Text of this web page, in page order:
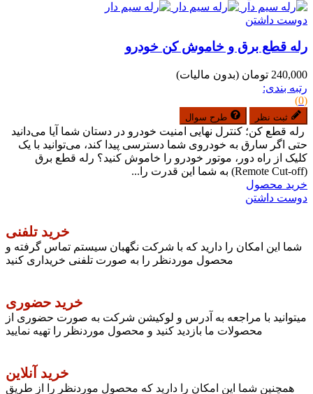
دوست داشتن
رله قطع برق و خاموش کن خودرو
240,000 تومان
(بدون مالیات)
رتبه بندی:
(0)
ثبت نظر طرح سوال
رله قطع کن؛ کنترل نهایی امنیت خودرو در دستان شما آیا می‌دانید
حتی اگر سارق به خودروی شما دسترسی پیدا کند، می‌توانید با یک
کلیک از راه دور، موتور خودرو را خاموش کنید؟ رله قطع برق
(Remote Cut-off) به شما این قدرت را...
خرید محصول
دوست داشتن
خرید تلفنی
شما این امکان را دارید که با شرکت نگهبان سیستم تماس گرفته و
محصول موردنظر را به صورت تلفنی خریداری کنید
خرید حضوری
میتوانید با مراجعه به آدرس و لوکیشن شرکت به صورت حضوری از
محصولات ما بازدید کنید و محصول موردنظر را تهیه نمایید
خرید آنلاین
همچنین شما این امکان را دارید که محصول موردنظر را از طریق